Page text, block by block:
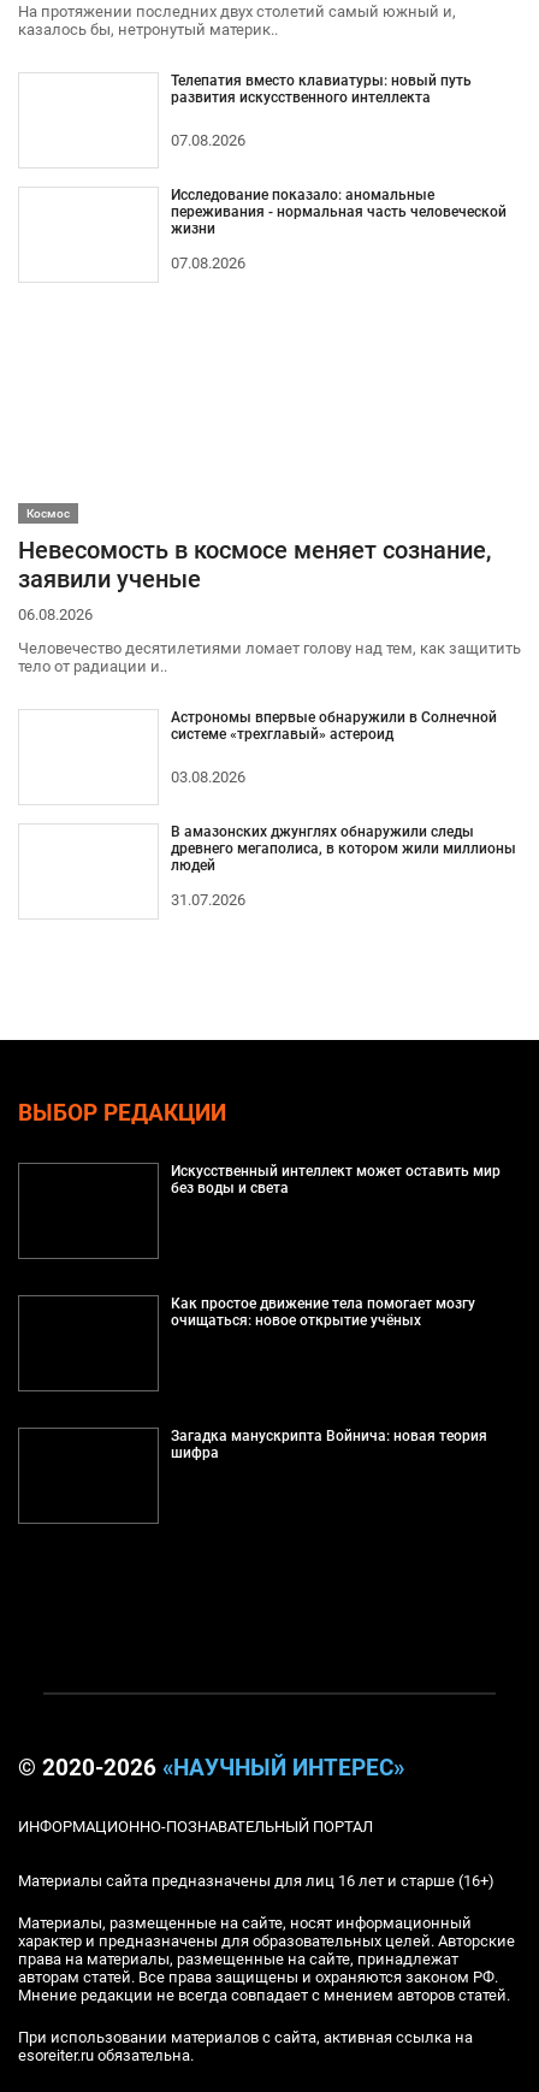
На протяжении последних двух столетий самый южный и,
казалось бы, нетронутый материк..
Телепатия вместо клавиатуры: новый путь
развития искусственного интеллекта
07.08.2026
Исследование показало: аномальные
переживания - нормальная часть человеческой
жизни
07.08.2026
Космос
Невесомость в космосе меняет сознание,
заявили ученые
06.08.2026
Человечество десятилетиями ломает голову над тем, как защитить
тело от радиации и..
Астрономы впервые обнаружили в Солнечной
системе «трехглавый» астероид
03.08.2026
В амазонских джунглях обнаружили следы
древнего мегаполиса, в котором жили миллионы
людей
31.07.2026
ВЫБОР РЕДАКЦИИ
Искусственный интеллект может оставить мир
без воды и света
Как простое движение тела помогает мозгу
очищаться: новое открытие учёных
Загадка манускрипта Войнича: новая теория
шифра
© 2020-2026 «НАУЧНЫЙ ИНТЕРЕС»
ИНФОРМАЦИОННО-ПОЗНАВАТЕЛЬНЫЙ ПОРТАЛ
Материалы сайта предназначены для лиц 16 лет и старше (16+)
Материалы, размещенные на сайте, носят информационный
характер и предназначены для образовательных целей. Авторские
права на материалы, размещенные на сайте, принадлежат
авторам статей. Все права защищены и охраняются законом РФ.
Мнение редакции не всегда совпадает с мнением авторов статей.
При использовании материалов с сайта, активная ссылка на
esoreiter.ru обязательна.